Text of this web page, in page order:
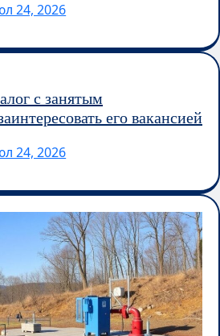
24, 2026
с занятым
его вакансией
24, 2026